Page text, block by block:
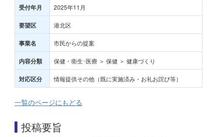
受付年月 2025年11月
要望区 港北区
事業名 市民からの提案
内容分類 保健・衛生･医療 ＞ 保健 ＞ 健康づくり
対応区分 情報提供その他（既に実施済み・お礼お詫び等）
一覧のページにもどる
投稿要旨